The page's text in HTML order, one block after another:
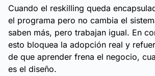
Cuando el reskilling queda
el programa pero no cambia el
saben más, pero trabajan igual. En
esto bloquea la adopción real y
de que aprender frena el negocio,
es el diseño.